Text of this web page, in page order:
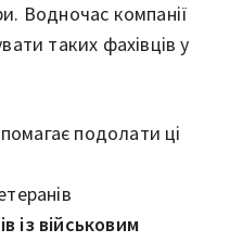
Водночас компанії
таких фахівців у
подолати ці
із військовим